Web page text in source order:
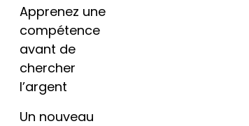
Apprenez une
compétence
avant de
chercher
l’argent
Un nouveau